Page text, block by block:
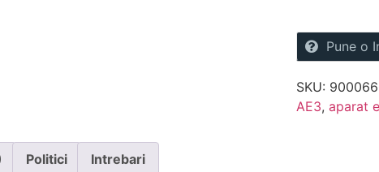
Pune o
SKU:
AE3, aparat
Politici Intrebari